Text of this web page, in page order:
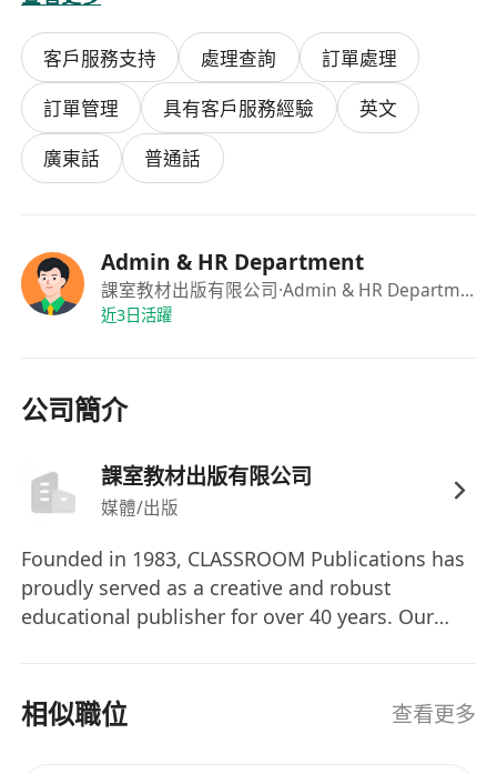
工作日數：每週工作3至5天；全職5天工作天(銀
行假期)
工作時間：星期一至五上午8:30至下午5:30
上班地點：近觀塘地鐵站(步行6分鐘)
有意申請成為全職者請將個人履歷表及期望薪酬透
過電郵(************************)或
收。
所有職位申請將作機密資料處理及只作招聘用途。
客戶服務支持 處理查詢
訂單處理
訂單管理
具有客戶服務經驗
英文
廣東話
普通話
Admin & HR Department
課室教材出版有限公司·Admin & HR Department
近3日活躍
公司簡介
課室教材出版有限公司
媒體/出版
Founded in 1983, CLASSROOM Publications has
proudly served as a creative and robust
educational publisher for over 40 years. Our
materials that inspire and engage learners.
From Chinese, English and Maths
相似職位 查看更多